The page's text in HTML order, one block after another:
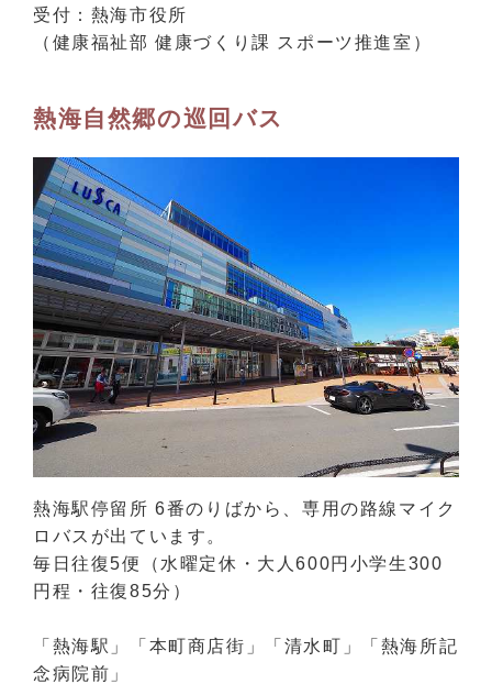
受付：熱海市役所
（健康福祉部 健康づくり課 スポーツ推進室）
熱海自然郷の巡回バス
熱海駅停留所 6番のりばから、専用の路線マイク
ロバスが出ています。
毎日往復5便（水曜定休・大人600円小学生300
円程・往復85分）
「熱海駅」「本町商店街」「清水町」「熱海所記
念病院前」